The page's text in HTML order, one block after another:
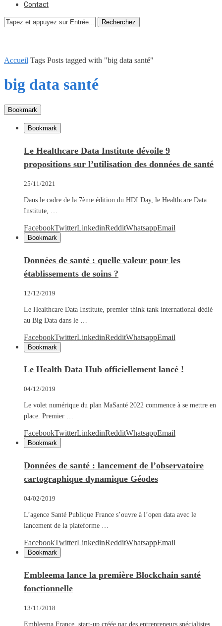
Contact
Recherchez
Accueil Tags Posts tagged with "big data santé"
big data santé
Bookmark
Bookmark
Le Healthcare Data Institute dévoile 9
propositions sur l’utilisation des données de santé
25/11/2021
Dans le cadre de la 7ème édition du HDI Day, le Healthcare Data
Institute, …
FacebookTwitterLinkedinRedditWhatsappEmail
Bookmark
Données de santé : quelle valeur pour les
établissements de soins ?
12/12/2019
Le Healthcare Data Institute, premier think tank international dédié
au Big Data dans le …
FacebookTwitterLinkedinRedditWhatsappEmail
Bookmark
Le Health Data Hub officiellement lancé !
04/12/2019
Le volet numérique du plan MaSanté 2022 commence à se mettre en
place. Premier …
FacebookTwitterLinkedinRedditWhatsappEmail
Bookmark
Données de santé : lancement de l’observatoire
cartographique dynamique Géodes
04/02/2019
L’agence Santé Publique France s’ouvre à l’open data avec le
lancement de la plateforme …
FacebookTwitterLinkedinRedditWhatsappEmail
Bookmark
Embleema lance la première Blockchain santé
fonctionnelle
13/11/2018
Embleema France, start-up créée par des entrepreneurs spécialistes